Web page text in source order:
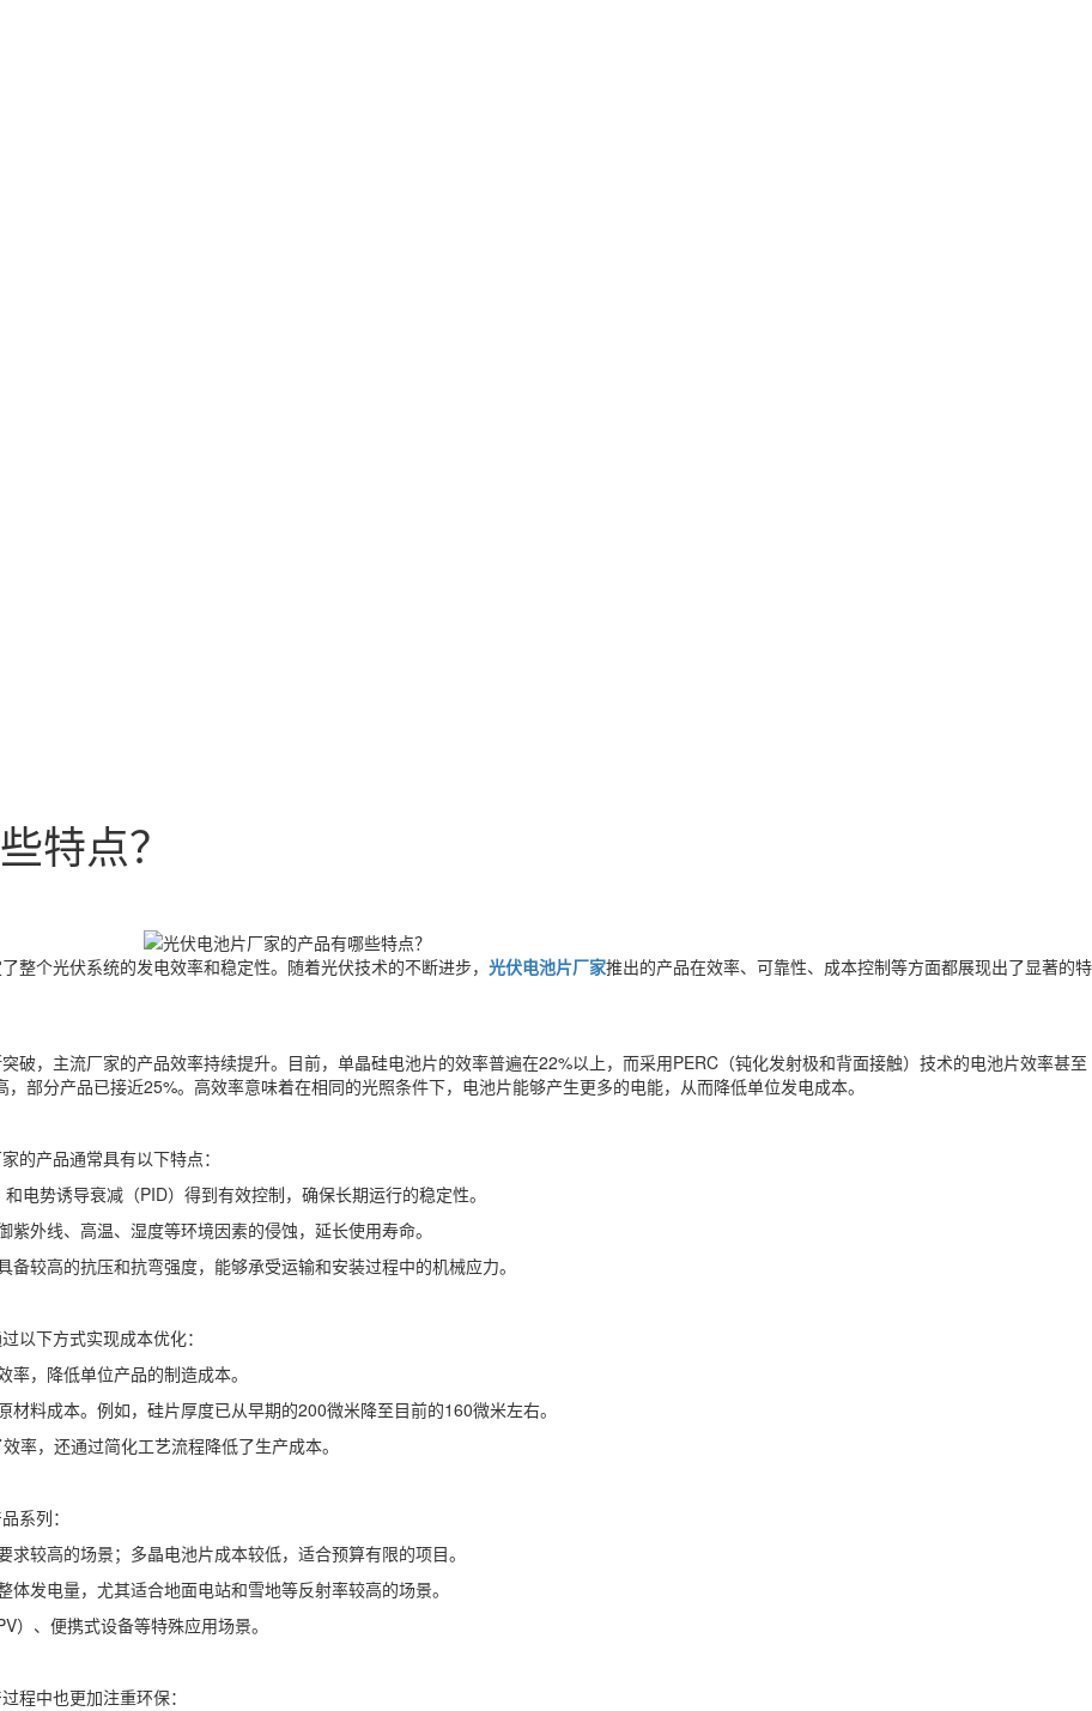
特点？
整个光伏系统的发电效率和稳定性。随着光伏技术的不断进步， 光伏电池片厂家推出的产品在效率、可靠性、成本控制等方面都展现出了显著的特
破，主流厂家的产品效率持续提升。目前，单晶硅电池片的效率普遍在22%以上，而采用PERC（钝化发射极和背面接触）技术的电池片效率甚至
部分产品已接近25%。高效率意味着在相同的光照条件下，电池片能够产生更多的电能，从而降低单位发电成本。
的产品通常具有以下特点：
电势诱导衰减（PID）得到有效控制，确保长期运行的稳定性。
外线、高温、湿度等环境因素的侵蚀，延长使用寿命。
较高的抗压和抗弯强度，能够承受运输和安装过程中的机械应力。
以下方式实现成本优化：
，降低单位产品的制造成本。
料成本。例如，硅片厚度已从早期的200微米降至目前的160微米左右。
率，还通过简化工艺流程降低了生产成本。
系列：
较高的场景；多晶电池片成本较低，适合预算有限的项目。
发电量，尤其适合地面电站和雪地等反射率较高的场景。
、便携式设备等特殊应用场景。
程中也更加注重环保：